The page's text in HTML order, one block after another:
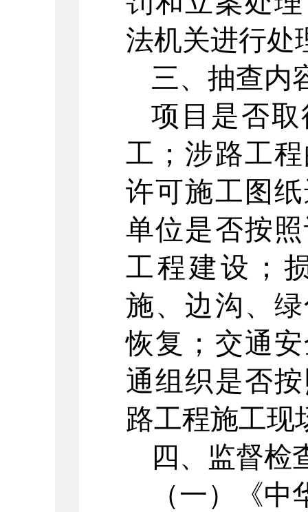
法机关进行处
三、抽查内
项目是否
工；涉路工
许可施工图
单位是否按
工程建设；
施、边沟、
恢复；交通
通组织是否
路工程施工现
四、监督检
（一）《